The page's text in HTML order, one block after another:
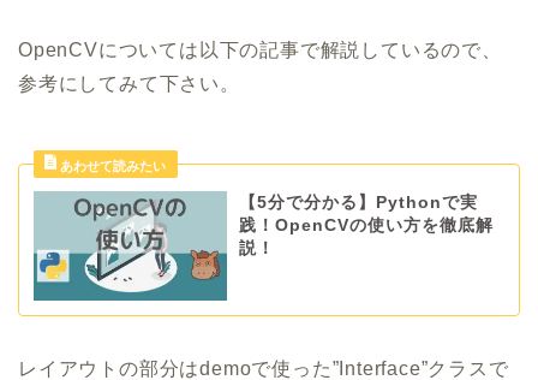
OpenCVについては以下の記事で解説しているので、
参考にしてみて下さい。
【5分で分かる】Pythonで実
践！OpenCVの使い方を徹底解
説！
レイアウトの部分はdemoで使った”Interface”クラスで